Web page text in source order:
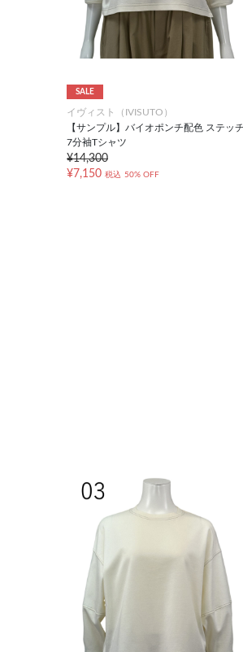
SALE
イヴィスト（IVISUTO）
【サンプル】バイオポンチ配色 ステッチ
7分袖Tシャツ
¥14,300
¥7,150 税込 50% OFF